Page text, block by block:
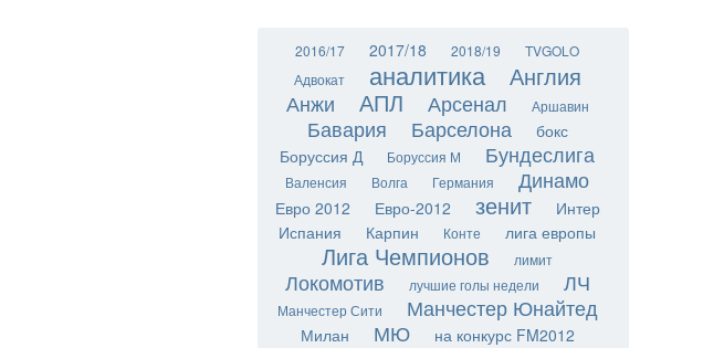
2016/17 2017/18 2018/19
TVGOLO
Адвокат
аналитика Англия
Анжи АПЛ Арсенал Аршавин
Бавария Барселона
бокс
Боруссия Д
Боруссия М Бундеслига
Валенсия Волга Германия Динамо
Евро 2012 Евро-2012 зенит
Интер
Испания
Карпин Конте лига европы
Лига Чемпионов лимит
Локомотив лучшие голы недели ЛЧ
Манчестер Сити Манчестер Юнайтед
Милан МЮ на конкурс FM2012